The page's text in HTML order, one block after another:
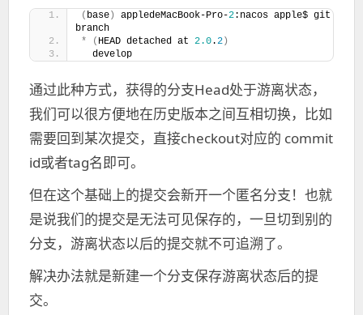
( base ) appledeMacBook-Pro-2:nacos apple$ git
branch
*
( HEAD detached at 2.0.2 )
  develop
通过此种方式，获得的分支Head处于游离状态，
我们可以很方便地在历史版本之间互相切换，比如
需要回到某次提交，直接checkout对应的 commit
id或者tag名即可。
但在这个基础上的提交会新开一个匿名分支！也就
是说我们的提交是无法可见保存的，一旦切到别的
分支，游离状态以后的提交就不可追溯了。
解决办法就是新建一个分支保存游离状态后的提
交。